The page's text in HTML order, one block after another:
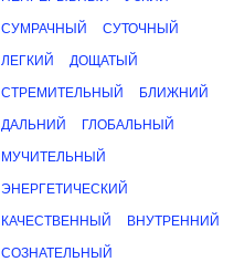
СУМРАЧНЫЙ СУТОЧНЫЙ
ЛЕГКИЙ ДОЩАТЫЙ
СТРЕМИТЕЛЬНЫЙ БЛИЖНИЙ
ДАЛЬНИЙ ГЛОБАЛЬНЫЙ
МУЧИТЕЛЬНЫЙ
ЭНЕРГЕТИЧЕСКИЙ
КАЧЕСТВЕННЫЙ ВНУТРЕННИЙ
СОЗНАТЕЛЬНЫЙ